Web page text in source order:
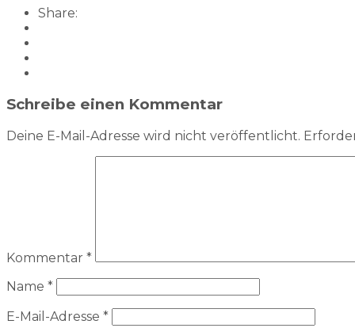
Share:
Schreibe einen Kommentar
Deine E-Mail-Adresse wird nicht veröffentlicht.
Kommentar *
Name *
E-Mail-Adresse *